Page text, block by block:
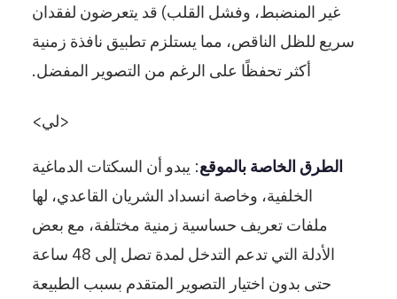
غير المنضبط، وفشل القلب) قد يتعرضون لفقدان
سريع للظل الناقص، مما يستلزم تطبيق نافذة زمنية
أكثر تحفظًا على الرغم من التصوير المفضل.
<لي>
الطرق الخاصة بالموقع: يبدو أن السكتات الدماغية
الخلفية، وخاصة انسداد الشريان القاعدي، لها
ملفات تعريف حساسية زمنية مختلفة، مع بعض
الأدلة التي تدعم التدخل لمدة تصل إلى 48 ساعة
حتى بدون اختيار التصوير المتقدم بسبب الطبيعة